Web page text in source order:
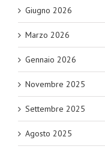
Giugno 2026
Marzo 2026
Gennaio 2026
Novembre 2025
Settembre 2025
Agosto 2025